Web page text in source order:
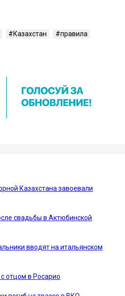
Казахстан
правила